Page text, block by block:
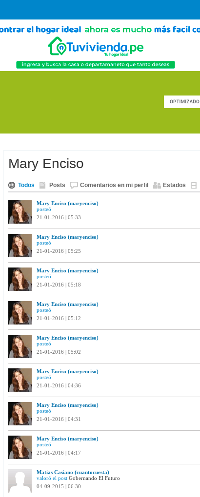
Mary Enciso
Todos Posts Comentarios en mi perfil Estados
Mary Enciso (maryenciso)
posteó
21-01-2016 | 05:33
Mary Enciso (maryenciso)
posteó
21-01-2016 | 05:25
Mary Enciso (maryenciso)
posteó
21-01-2016 | 05:18
Mary Enciso (maryenciso)
posteó
21-01-2016 | 05:12
Mary Enciso (maryenciso)
posteó
21-01-2016 | 05:02
Mary Enciso (maryenciso)
posteó
21-01-2016 | 04:36
Mary Enciso (maryenciso)
posteó
21-01-2016 | 04:31
Mary Enciso (maryenciso)
posteó
21-01-2016 | 04:17
Matias Casiano (cuantocuesta)
valoró el post Gobernando El Futuro
04-09-2015 | 06:30